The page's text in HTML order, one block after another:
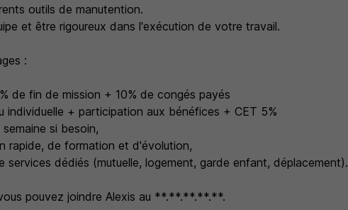
outils de manutention.
et être rigoureux dans l'exécution de votre travail.
:
de fin de mission + 10% de congés payés
individuelle + participation aux bénéfices + CET 5%
si besoin,
rapide, de formation et d'évolution,
services dédiés (mutuelle, logement, garde enfant, déplacement).
pouvez joindre Alexis au **.**.**.**.**.